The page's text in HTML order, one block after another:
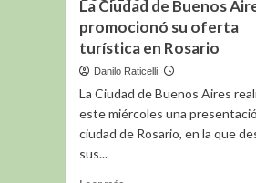
2026
–
El
Hoya
lanzó
la
La Ciudad de Buenos
promocionó su oferta
turística en Rosario
Danilo Raticelli
La Ciudad de Buenos Aires
este miércoles una
ciudad de Rosario, en la que
sus...